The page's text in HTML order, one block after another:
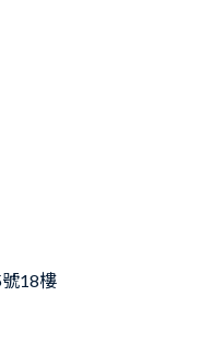
18樓